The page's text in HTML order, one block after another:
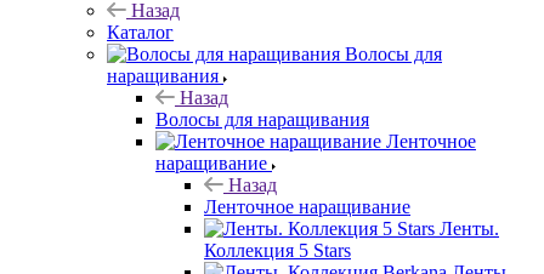
Назад
Каталог
Волосы для
наращивания
Назад
Волосы для наращивания
Ленточное
наращивание
Назад
Ленточное наращивание
Ленты.
Коллекция 5 Stars